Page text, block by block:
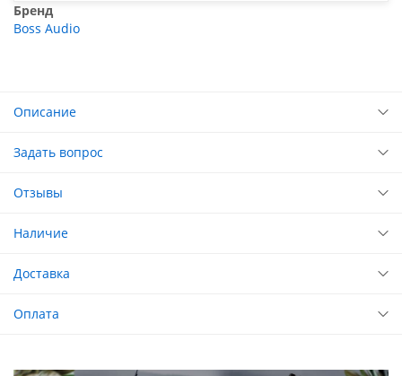
Бренд
Boss Audio
Описание
Задать вопрос
Отзывы
Наличие
Доставка
Оплата